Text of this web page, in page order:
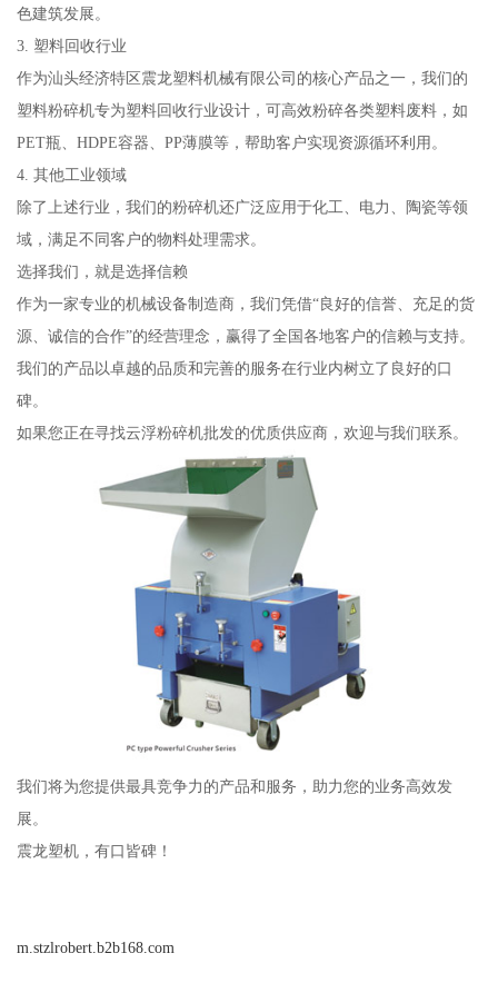
色建筑发展。
3. 塑料回收行业
作为汕头经济特区震龙塑料机械有限公司的核心产品之一，我们的
塑料粉碎机专为塑料回收行业设计，可高效粉碎各类塑料废料，如
PET瓶、HDPE容器、PP薄膜等，帮助客户实现资源循环利用。
4. 其他工业领域
除了上述行业，我们的粉碎机还广泛应用于化工、电力、陶瓷等领
域，满足不同客户的物料处理需求。
选择我们，就是选择信赖
作为一家专业的机械设备制造商，我们凭借“良好的信誉、充足的货
源、诚信的合作”的经营理念，赢得了全国各地客户的信赖与支持。
我们的产品以卓越的品质和完善的服务在行业内树立了良好的口
碑。
如果您正在寻找云浮粉碎机批发的优质供应商，欢迎与我们联系。
我们将为您提供最具竞争力的产品和服务，助力您的业务高效发
展。
震龙塑机，有口皆碑！
m.stzlrobert.b2b168.com